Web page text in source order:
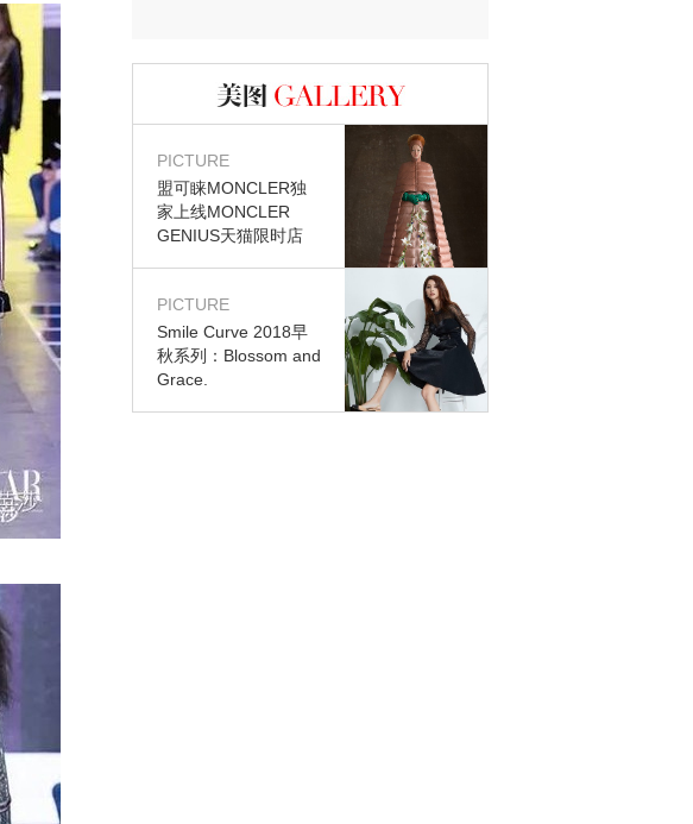
图库
PICTURE
盟可睐MONCLER独
家上线MONCLER
GENIUS天猫限时店
PICTURE
Smile Curve 2018早
秋系列：Blossom and
Grace.